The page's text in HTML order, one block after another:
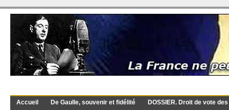
Accueil De Gaulle, souvenir et fidélité
DOSSIER. Droit de vote